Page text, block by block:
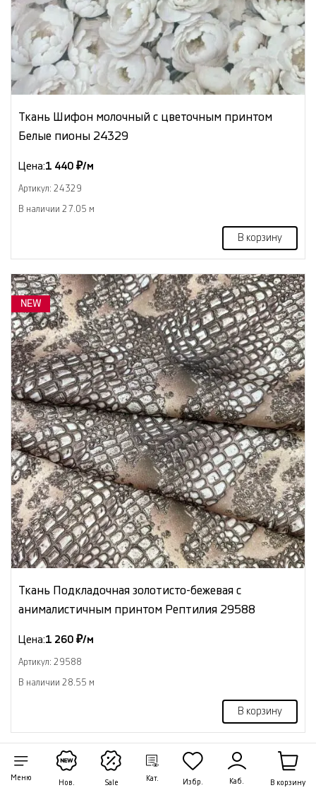
Меню
Нов. Sale
Кат. Избр. Каб. В корзину
Ткань Шифон молочный с цветочным принтом
Белые пионы 24329
Цена:1 440 ₽/м
Артикул: 24329
В наличии 27.05 м
В корзину
NEW
Ткань Подкладочная золотисто-бежевая с
анималистичным принтом Рептилия 29588
Цена:1 260 ₽/м
Артикул: 29588
В наличии 28.55 м
В корзину
NEW